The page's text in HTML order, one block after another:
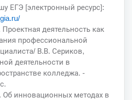
ЕГЭ [электронный ресурс]:
деятельность как
профессиональной
В.В. Сериков,
деятельности в
колледжа. -
инновационных методах в